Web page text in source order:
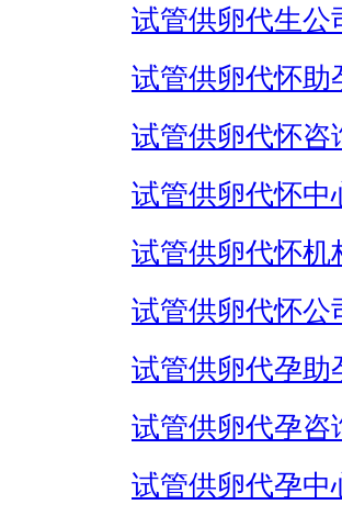
试管供卵代生公
试管供卵代怀助
试管供卵代怀咨
试管供卵代怀中
试管供卵代怀机
试管供卵代怀公
试管供卵代孕助
试管供卵代孕咨
试管供卵代孕中